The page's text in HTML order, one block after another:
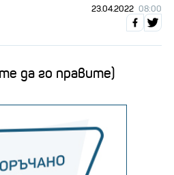
23.04.2022 08:00
да го правите)